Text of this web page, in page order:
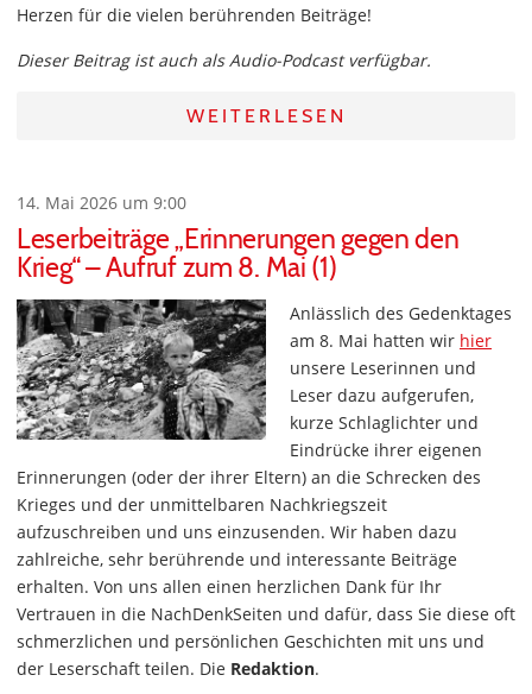
Herzen für die vielen berührenden Beiträge!
Dieser Beitrag ist auch als Audio-Podcast verfügbar.
WEITERLESEN
14. Mai 2026 um 9:00
Leserbeiträge „Erinnerungen gegen den
Krieg“ – Aufruf zum 8. Mai (1)
Anlässlich des Gedenktages
am 8. Mai hatten wir hier
unsere Leserinnen und
Leser dazu aufgerufen,
kurze Schlaglichter und
Eindrücke ihrer eigenen
Erinnerungen (oder der ihrer Eltern) an die Schrecken des
Krieges und der unmittelbaren Nachkriegszeit
aufzuschreiben und uns einzusenden. Wir haben dazu
zahlreiche, sehr berührende und interessante Beiträge
erhalten. Von uns allen einen herzlichen Dank für Ihr
Vertrauen in die NachDenkSeiten und dafür, dass Sie diese oft
schmerzlichen und persönlichen Geschichten mit uns und
der Leserschaft teilen. Die Redaktion.